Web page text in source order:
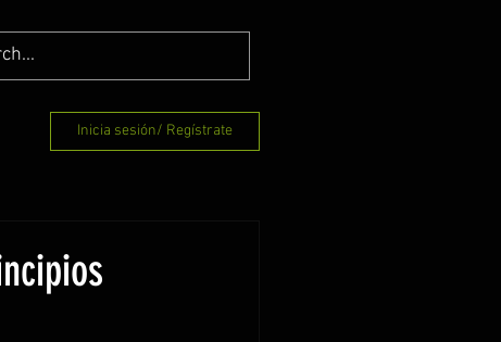
Inicia sesión/ Regístrate